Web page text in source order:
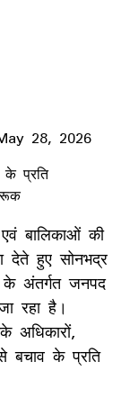
28, 2026
बालिकाओं की
देते हुए सोनभद्र
के अंतर्गत जनपद
रहा है।
अधिकारों,
बचाव के प्रति